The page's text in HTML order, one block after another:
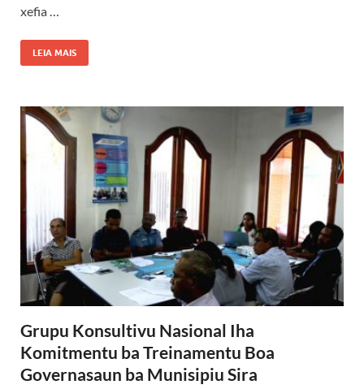
xefia …
LEIA MAIS
Grupu Konsultivu Nasional Iha
Komitmentu ba Treinamentu Boa
Governasaun ba Munisipiu Sira